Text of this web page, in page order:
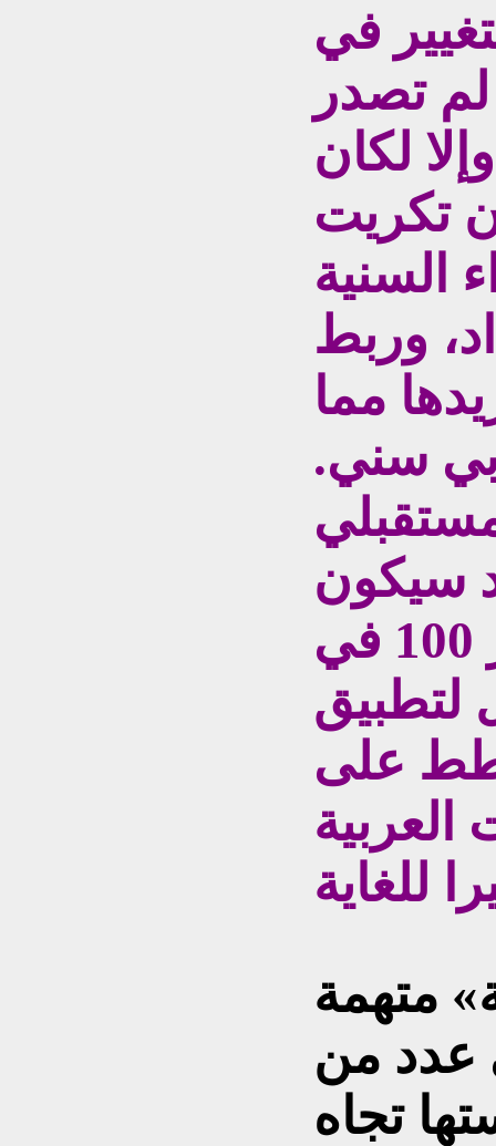
في
تصدر
لكان
تكريت
السنية
وربط
مما
سني.
سيكون
قرارا طائفيا غير مبرر 100 في
لتطبيق
خطط على
متهمة
عدد من
تجاه